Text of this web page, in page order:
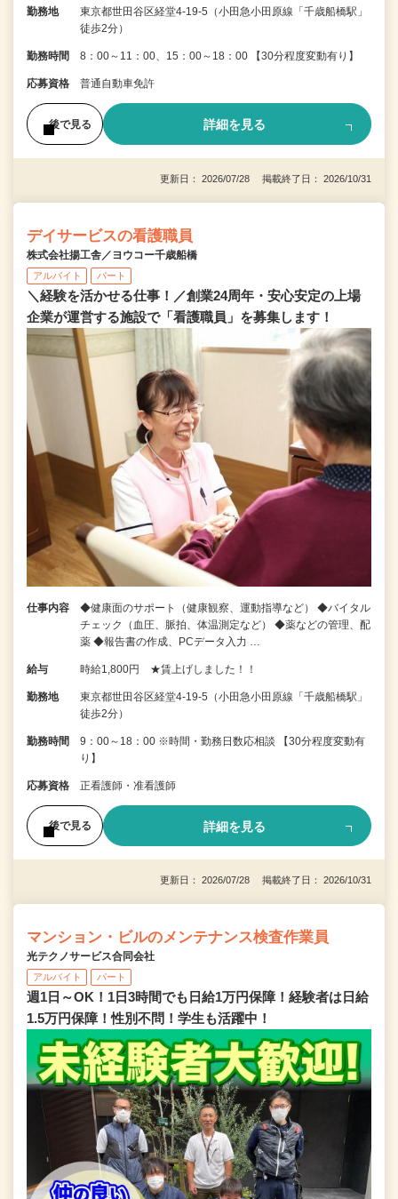
勤務地
東京都世田谷区経堂4-19-5（小田急小田原線「千歳船橋駅」
徒歩2分）
勤務時間 8：00～11：00、15：00～18：00 【30分程度変動有り】
応募資格 普通自動車免許
後で見る 詳細を見る
更新日： 2026/07/28 掲載終了日： 2026/10/31
デイサービスの看護職員
株式会社揚工舎／ヨウコー千歳船橋
アルバイト パート
＼経験を活かせる仕事！／創業24周年・安心安定の上場
企業が運営する施設で「看護職員」を募集します！
仕事内容
◆健康面のサポート（健康観察、運動指導など） ◆バイタル
チェック（血圧、脈拍、体温測定など） ◆薬などの管理、配
薬 ◆報告書の作成、PCデータ入力 …
給与 時給1,800円 ★賃上げしました！！
勤務地
東京都世田谷区経堂4-19-5（小田急小田原線「千歳船橋駅」
徒歩2分）
勤務時間
9：00～18：00 ※時間・勤務日数応相談 【30分程度変動有
り】
応募資格 正看護師・准看護師
後で見る 詳細を見る
更新日： 2026/07/28 掲載終了日： 2026/10/31
マンション・ビルのメンテナンス検査作業員
光テクノサービス合同会社
アルバイト パート
週1日～OK！1日3時間でも日給1万円保障！経験者は日給
1.5万円保障！性別不問！学生も活躍中！